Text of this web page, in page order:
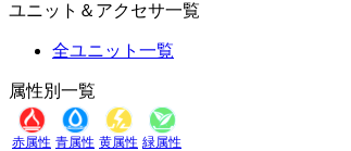
ユニット＆アクセサ一覧
全ユニット一覧
属性別一覧
赤属性 青属性 黄属性 緑属性